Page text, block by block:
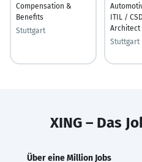
Compensation &
Benefits
Stuttgart
ITIL /
Architect
Stuttgart
XING – Das
Über eine Million Jobs